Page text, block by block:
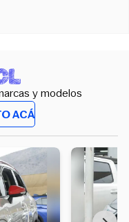
y modelos
ACÁ